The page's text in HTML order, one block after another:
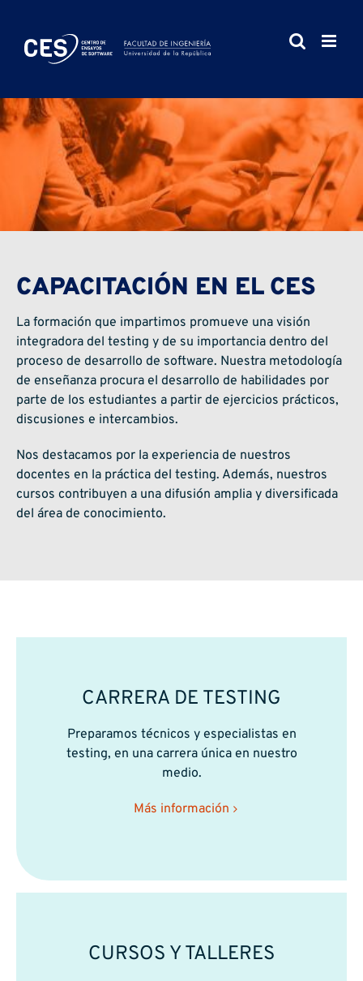
contenido
CAPACITACIÓN EN EL CES
La formación que impartimos promueve una visión
integradora del testing y de su importancia dentro del
proceso de desarrollo de software. Nuestra metodología
de enseñanza procura el desarrollo de habilidades por
parte de los estudiantes a partir de ejercicios prácticos,
discusiones e intercambios.
Nos destacamos por la experiencia de nuestros
docentes en la práctica del testing. Además, nuestros
cursos contribuyen a una difusión amplia y diversificada
del área de conocimiento.
CARRERA DE TESTING
Preparamos técnicos y especialistas en
testing, en una carrera única en nuestro
medio.
Más información
CURSOS Y TALLERES